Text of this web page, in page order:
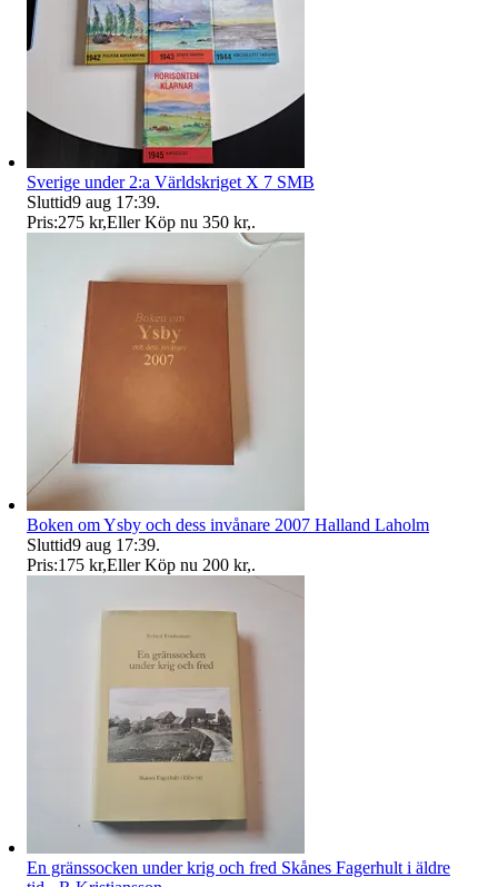
Sverige under 2:a Världskriget X 7 SMB
Sluttid9 aug 17:39.
Pris:275 kr,Eller Köp nu 350 kr,.
Boken om Ysby och dess invånare 2007 Halland Laholm
Sluttid9 aug 17:39.
Pris:175 kr,Eller Köp nu 200 kr,.
En gränssocken under krig och fred Skånes Fagerhult i äldre